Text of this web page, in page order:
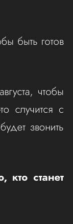
быть готов
чтобы
случится с
звонить
кто станет